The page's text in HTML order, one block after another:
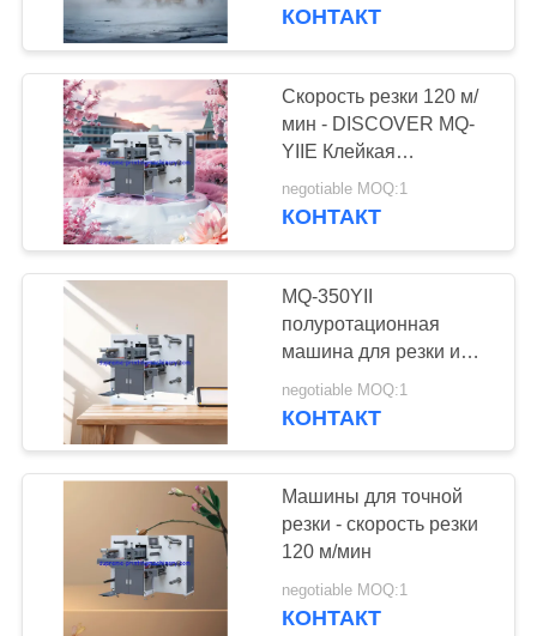
КОНТРОЛЬ
КАЧЕСТВА
СВЯЖИТЕСЬ
НАМИ
ЗАПРОСИТЕ
ЦИТАТУ
SITEMAP
PRIVACY
кассового
аппарата POS ATM
факса
Машинное
оборудование
процесса плошки
для супа салата
бумажного
стаканчика
бумажное
37
Машинное
оборудование
процесса ярлыка
воды PVC Opp
Bopp любимца
22
мощность 650 мм
машины для резки
КОНТАКТ
Скорость резки 120 м/
мин - DISCOVER MQ-
YIIE Клейкая
маркировка
negotiable MOQ:1
КОНТАКТ
MQ-350YII
полуротационная
машина для резки и
разрезания материала
Максимальная
negotiable MOQ:1
КОНТАКТ
Машины для точной
резки - скорость резки
120 м/мин
negotiable MOQ:1
КОНТАКТ